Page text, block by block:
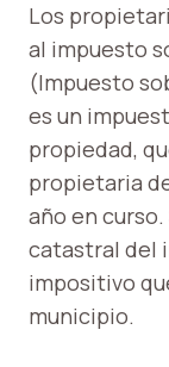
Los
al impuesto
(Impuesto
es un
propiedad,
propietaria
año en
catastral del
impositivo
municipio.